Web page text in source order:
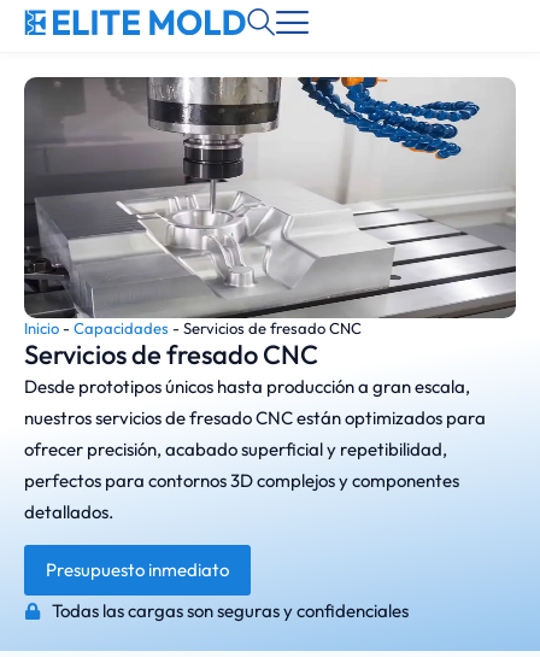
Inicio-Capacidades -Servicios de fresado CNC
Servicios de fresado CNC
Desde prototipos únicos hasta producción a gran escala,
nuestros servicios de fresado CNC están optimizados para
ofrecer precisión, acabado superficial y repetibilidad,
perfectos para contornos 3D complejos y componentes
detallados.
Presupuesto inmediato
Todas las cargas son seguras y confidenciales